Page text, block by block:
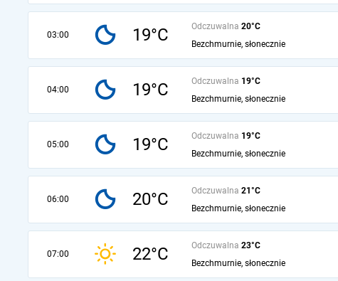
03:00 19°C Odczuwalna 20°C
Bezchmurnie, słonecznie
04:00 19°C Odczuwalna 19°C
Bezchmurnie, słonecznie
05:00 19°C Odczuwalna 19°C
Bezchmurnie, słonecznie
06:00 20°C Odczuwalna 21°C
Bezchmurnie, słonecznie
07:00 22°C Odczuwalna 23°C
Bezchmurnie, słonecznie